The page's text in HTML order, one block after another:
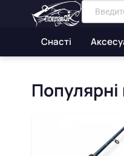
Снасті
Все для
Популярні